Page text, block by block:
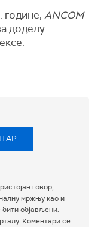
године, ANCOM
доделу
говор,
мржњу као и
бити објављени.
Коментари се